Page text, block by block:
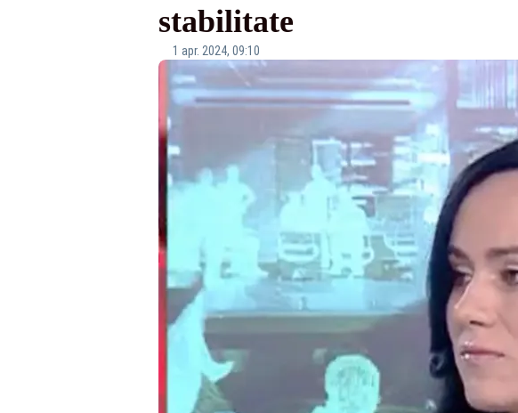
stabilitate
1 apr. 2024, 09:10